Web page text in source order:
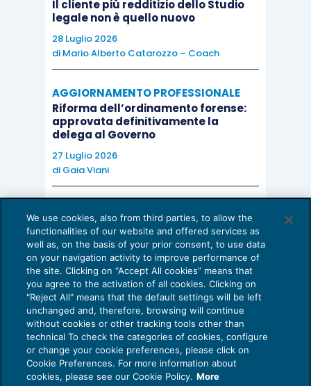
rigettare la domanda di iscrizione ovvero
procedere alla cancellazione dagli albi, elenchi e
registri, prescrive che «con lettera raccomandata
l’iscritto a presentare eventuali osservazioni
entro un termine non inferiore a trenta giorni dal
ricevimento di tale raccomandata. L’iscritto può
chiedere di essere ascoltato personalmente».
Fermo dunque il rispetto del principio del
contradditorio e del diritto di difesa
dell’incolpato, garantiti dall’invito alla
presentazione di osservazioni ovvero
dall’audizione personale fissata su richiesta del
medesimo interessato (cfr. Consiglio naz.
forense 25 maggio 2015, n. 72, in goo.gl/sM5ArQ
non pare possibile estenderetout courtnel
procedimentode quoil principio sancito in
materia di procedimenti disciplinari.
Il cliente più redditizio dello Studio
legale non è quello nuovo
28 Luglio 2026
di Mario Alberto Catarozzo – Coach
AGGIORNAMENTO PROFESSIONALE
Riforma dell’ordinamento forense:
approvata definitivamente la
delega al Governo
27 Luglio 2026
di Gaia Viani
Come evitare le allucinazioni dell’AI:
guida per l’avvocato
24 Luglio 2026
di Sofia Savoia
Privacy Policy
We use cookies, also from third parties, to allow the
functionalities of our website and offered services as
well as, on the basis of your prior consent, to use data
on your navigation activity to improve performance of
the site. Clicking on “Accept All cookies” means that
you agree to the activation of all cookies. Clicking on
"Reject All" means that the default settings will be left
unchanged and, therefore, browsing will continue
without cookies or other tracking tools other than
technical To check the categories of cookies, configure
or change your cookie preferences, please click on
Cookie Preferences. For more information about
cookies, please see our Cookie Policy. More